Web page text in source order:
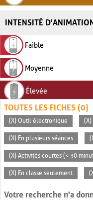
INTENSITÉ
Faible
Moyenne
Élevée
TOUTES LES FICHES (0)
(X) Outil électronique (X)
(X) En plusieurs séances
(X) Activités courtes (< 30
(X) En classe seulement
Votre recherche n'a